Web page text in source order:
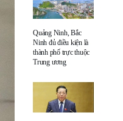
Quảng Ninh, Bắc
Ninh đủ điều kiện là
thành phố trực thuộc
Trung ương